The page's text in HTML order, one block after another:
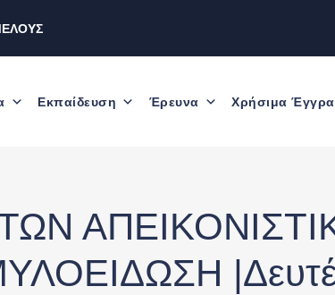
Εκπαίδευση Έρευνα Χρήσιμα